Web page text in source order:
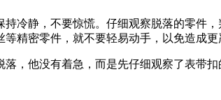
冷静，不要惊慌。仔细观察脱落的零件
精密零件，就不要轻易动手，以免造成更
，他没有着急，而是先仔细观察了表带